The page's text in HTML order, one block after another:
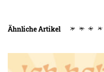
Ähnliche Artikel